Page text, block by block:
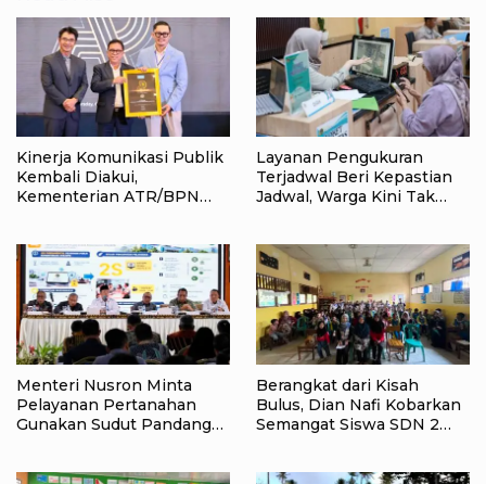
Kinerja Komunikasi Publik
Kembali Diakui,
Kementerian ATR/BPN
Layanan Pengukuran
Terjadwal Beri Kepastian
Jadwal, Warga Kini Tak
Menteri Nusron Minta
Pelayanan Pertanahan
Gunakan Sudut Pandang
Berangkat dari Kisah
Bulus, Dian Nafi Kobarkan
Semangat Siswa SDN 2